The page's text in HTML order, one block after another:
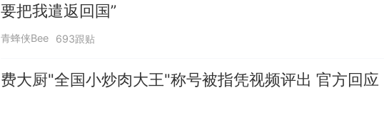
要把我遣返回国”
青蜂侠Bee 693跟贴
费大厨"全国小炒肉大王"称号被指凭视频评出 官方回应